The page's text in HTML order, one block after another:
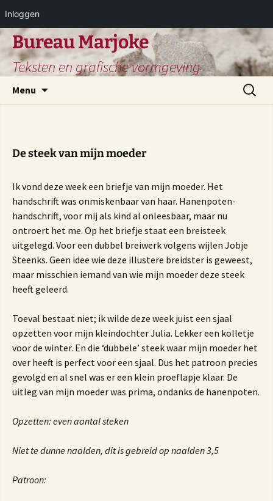
Inloggen
Ga
naar
inhoud
Bureau Marjoke
Teksten en grafische vormgeving
Menu
Zoeken
naar:
De steek van mijn moeder
Ik vond deze week een briefje van mijn moeder. Het
handschrift was onmiskenbaar van haar. Hanenpoten-
handschrift, voor mij als kind al onleesbaar, maar nu
ontroert het me. Op het briefje staat een breisteek
uitgelegd. Voor een dubbel breiwerk volgens wijlen Jobje
Steenks. Geen idee wie deze illustere breidster is geweest,
maar misschien iemand van wie mijn moeder deze steek
heeft geleerd.
Toeval bestaat niet; ik wilde deze week juist een sjaal
opzetten voor mijn kleindochter Julia. Lekker een kolletje
voor de winter. En die ‘dubbele’ steek waar mijn moeder het
over heeft is perfect voor een sjaal. Dus het patroon precies
gevolgd en al snel was er een klein proeflapje klaar. De
uitleg van mijn moeder was prima, ondanks de hanenpoten.
Opzetten: even aantal steken
Niet te dunne naalden, dit is gebreid op naalden 3,5
Patroon: